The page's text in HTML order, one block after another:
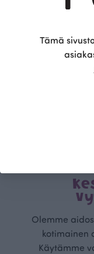
Olemme
kotimainen
Käytämme
Tämä